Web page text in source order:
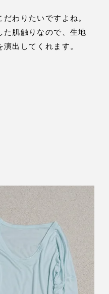
わりたいですよね。
た肌触りなので、生地
出してくれます。